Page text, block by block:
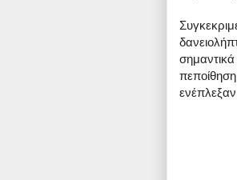
σημαντικά
πεποίθηση